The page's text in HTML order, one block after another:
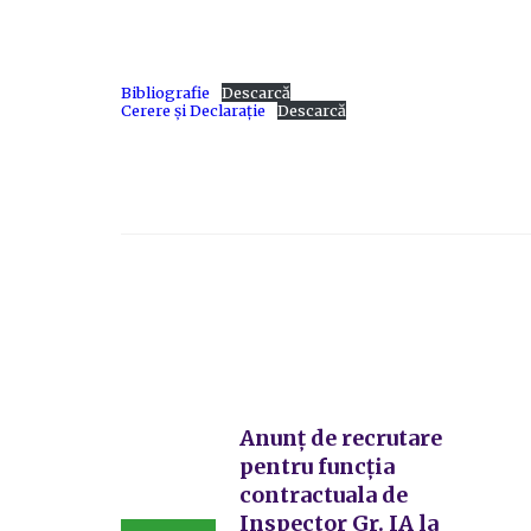
Bibliografie
Descarcă
Cerere și Declarație
Descarcă
Anunț de recrutare
pentru funcția
contractuala de
Inspector Gr. IA la